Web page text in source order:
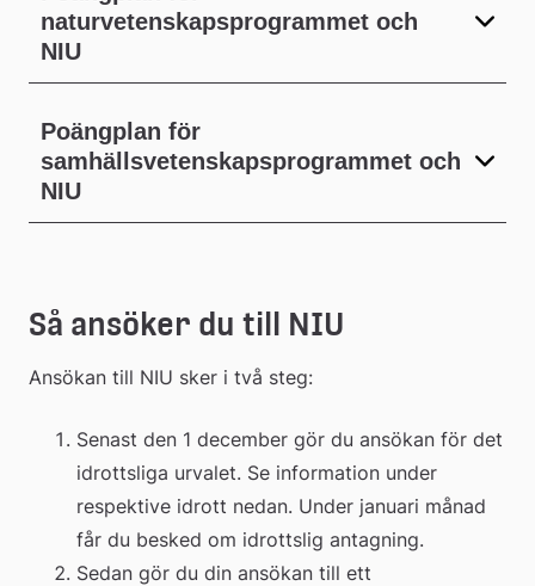
naturvetenskapsprogrammet och
NIU
Poängplan för
samhällsvetenskapsprogrammet och
NIU
Så ansöker du till NIU
Ansökan till NIU sker i två steg:
Senast den 1 december gör du ansökan för det
idrottsliga urvalet. Se information under
respektive idrott nedan. Under januari månad
får du besked om idrottslig antagning.
Sedan gör du din ansökan till ett